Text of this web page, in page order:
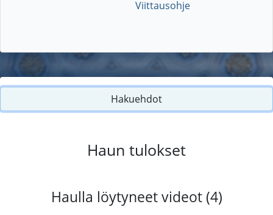
Viittausohje
Hakuehdot
Haun tulokset
Haulla löytyneet videot (4)